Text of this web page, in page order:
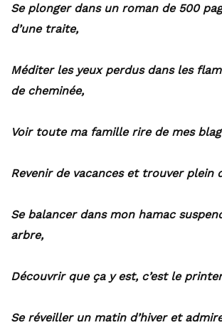
Se plonger dans un roman de 500
d’une traite,
Méditer les yeux perdus dans les
de cheminée,
Voir toute ma famille rire de mes
Revenir de vacances et trouver plein
Se balancer dans mon hamac
arbre,
Découvrir que ça y est, c’est le
Se réveiller un matin d’hiver et